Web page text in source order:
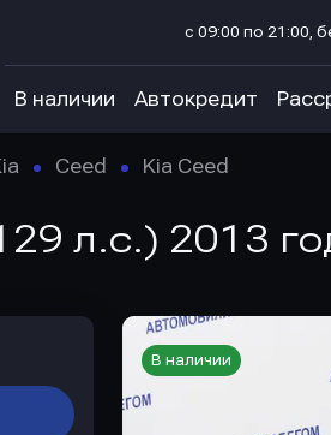
с 09:00 по 21:00,
В наличии Автокредит
Ceed Kia Ceed
л.с.) 2013
В наличии